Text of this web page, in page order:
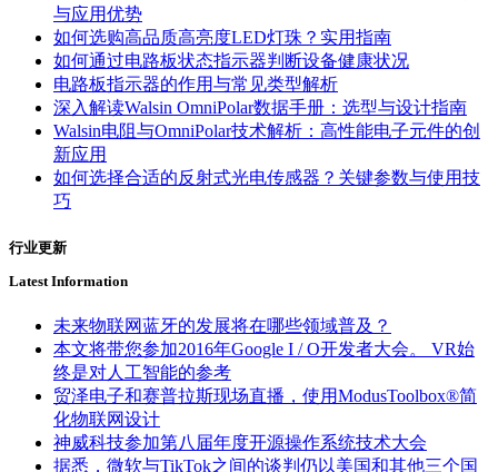
与应用优势
如何选购高品质高亮度LED灯珠？实用指南
如何通过电路板状态指示器判断设备健康状况
电路板指示器的作用与常见类型解析
深入解读Walsin OmniPolar数据手册：选型与设计指南
Walsin电阻与OmniPolar技术解析：高性能电子元件的创
新应用
如何选择合适的反射式光电传感器？关键参数与使用技
巧
行业更新
Latest Information
未来物联网蓝牙的发展将在哪些领域普及？
本文将带您参加2016年Google I / O开发者大会。 VR始
终是对人工智能的参考
贸泽电子和赛普拉斯现场直播，使用ModusToolbox®简
化物联网设计
神威科技参加第八届年度开源操作系统技术大会
据悉，微软与TikTok之间的谈判仍以美国和其他三个国